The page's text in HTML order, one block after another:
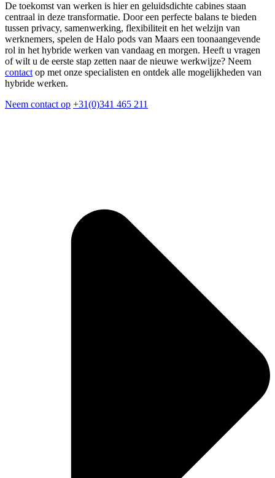
De toekomst van werken is hier en geluidsdichte cabines staan
centraal in deze transformatie. Door een perfecte balans te bieden
tussen privacy, samenwerking, flexibiliteit en het welzijn van
werknemers, spelen de Halo pods van Maars een toonaangevende
rol in het hybride werken van vandaag en morgen. Heeft u vragen
of wilt u de eerste stap zetten naar de nieuwe werkwijze? Neem
contact op met onze specialisten en ontdek alle mogelijkheden van
hybride werken.
Neem contact op +31(0)341 465 211